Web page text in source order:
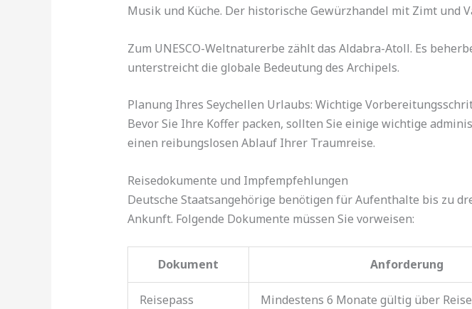
Musik und Küche. Der historische Gewürzhandel mit Zimt und
Zum UNESCO-Weltnaturerbe zählt das Aldabra-Atoll. Es
unterstreicht die globale Bedeutung des Archipels.
Planung Ihres Seychellen Urlaubs: Wichtige
Bevor Sie Ihre Koffer packen, sollten Sie einige wichtige
einen reibungslosen Ablauf Ihrer Traumreise.
Reisedokumente und Impfempfehlungen
Deutsche Staatsangehörige benötigen für Aufenthalte bis zu
Ankunft. Folgende Dokumente müssen Sie vorweisen:
Dokument Anforderung
Reisepass Mindestens 6 Monate gültig über